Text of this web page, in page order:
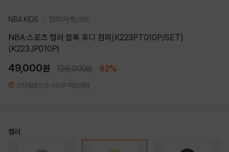
NBA KIDS 점퍼/자켓/코트
NBA 스포츠 컬러 블록 후디 점퍼(K223PT010P/SET)
(K223JP010P)
49,000원 129,000원 62%
스타일포인트 490P 적립예정
컬러